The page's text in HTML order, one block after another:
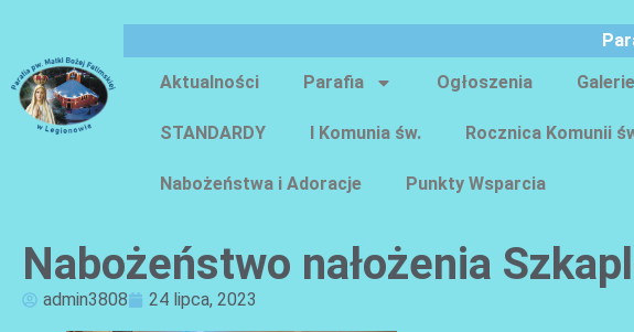
Aktualności
Parafia Ogłoszenia Galerie
STANDARDY I Komunia św. Rocznica Komunii
Nabożeństwa i Adoracje Punkty Wsparcia
Nabożeństwo nałożenia
admin3808 24 lipca, 2023